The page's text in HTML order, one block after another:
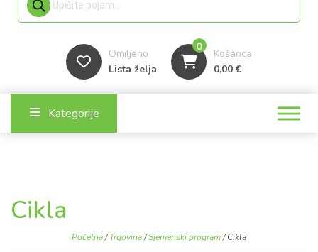
Omiljeno
Lista želja
0
Košarica
0,00€
Kategorije
Cikla
Početna/Trgovina/Sjemenski program/ Cikla